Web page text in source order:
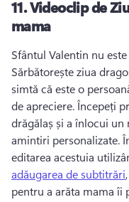
11.Videoclip de
mama
Sărbătorește ziua
simtă că este o
de apreciere. Începeți
drăgălaș și a înlocui
amintiri personalizate.
editarea acestuia
adăugarea de subtitrări
pentru a arăta mama îi